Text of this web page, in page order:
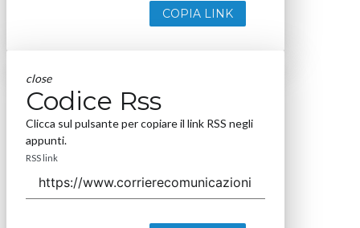
COPIA LINK
close
Codice Rss
Clicca sul pulsante per copiare il link RSS negli
appunti.
RSS link